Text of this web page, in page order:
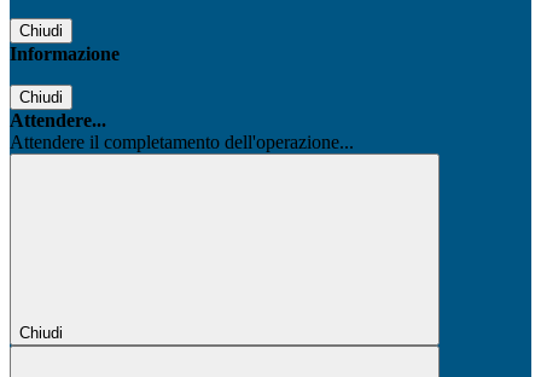
Chiudi
Informazione
Chiudi
Attendere...
Attendere il completamento dell'operazione...
Chiudi